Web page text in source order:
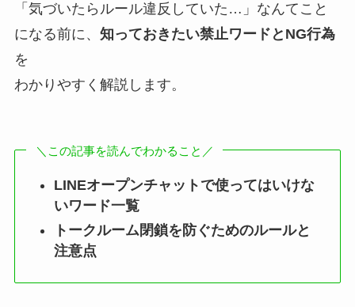
「気づいたらルール違反していた…」なんてこと
になる前に、 知っておきたい禁止ワードとNG行為
を
わかりやすく解説します。
＼この記事を読んでわかること／
LINEオープンチャットで使ってはいけな
いワード一覧
トークルーム閉鎖を防ぐためのルールと
注意点